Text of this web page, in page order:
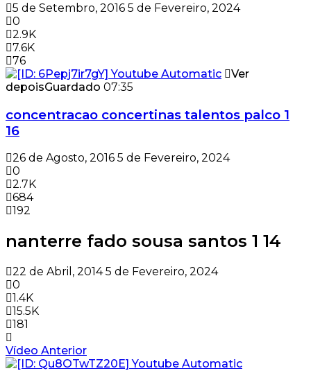
5 de Setembro, 2016 5 de Fevereiro, 2024
0
2.9K
7.6K
76
Ver
depoisGuardado 07:35
concentracao concertinas talentos palco 1
16
26 de Agosto, 2016 5 de Fevereiro, 2024
0
2.7K
684
192
nanterre fado sousa santos 1 14
22 de Abril, 2014 5 de Fevereiro, 2024
0
1.4K
15.5K
181
Vídeo Anterior